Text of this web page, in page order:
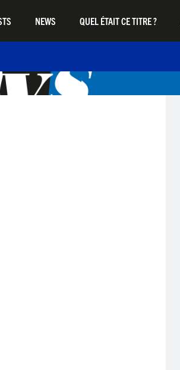
NEWS QUEL ÉTAIT CE TITRE ?